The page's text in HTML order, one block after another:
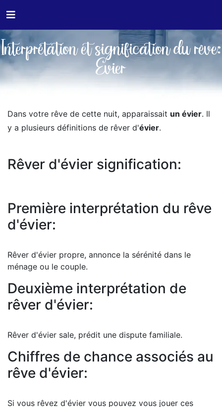
Interprétation et signification du rêve:
Evier
Dans votre rêve de cette nuit, apparaissait un évier. Il
y a plusieurs définitions de rêver d'évier.
Rêver d'évier signification:
Première interprétation du rêve
d'évier:
Rêver d'évier propre, annonce la sérénité dans le
ménage ou le couple.
Deuxième interprétation de
rêver d'évier:
Rêver d'évier sale, prédit une dispute familiale.
Chiffres de chance associés au
rêve d'évier:
Si vous rêvez d'évier vous pouvez vous jouer ces